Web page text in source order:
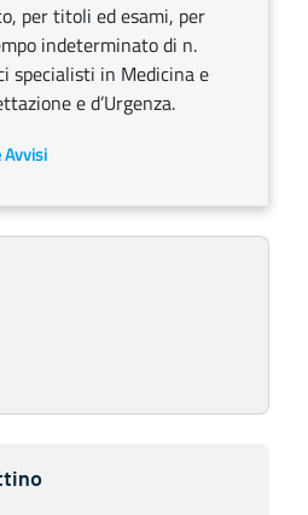
per titoli ed esami, per
indeterminato di n.
specialisti in Medicina e
e d’Urgenza.
Avvisi